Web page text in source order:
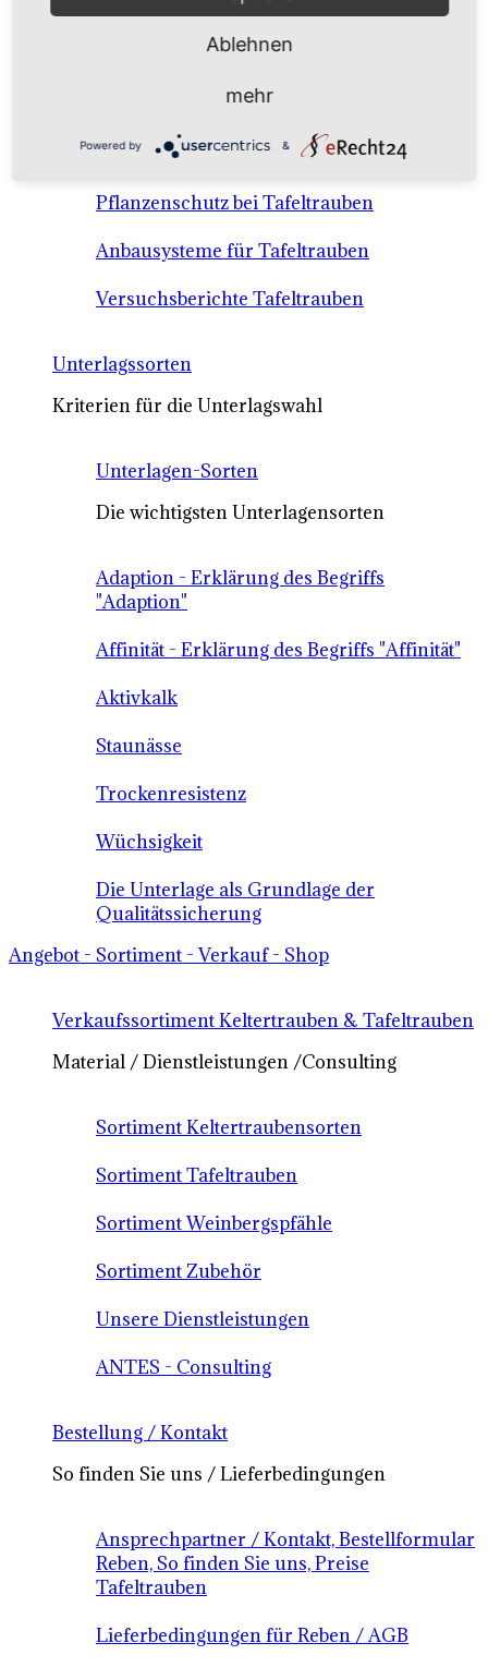
Anbausysteme & Recht
Tafeltrauben A-Z Sortenbeschreibungen
Tafeltraubenanbau - rechtliche
Voraussetzungen
Pflanzenschutz bei Tafeltrauben
Anbausysteme für Tafeltrauben
Versuchsberichte Tafeltrauben
Unterlagssorten
Kriterien für die Unterlagswahl
Unterlagen-Sorten
Die wichtigsten Unterlagensorten
Adaption - Erklärung des Begriffs
"Adaption"
Affinität - Erklärung des Begriffs "Affinität"
Aktivkalk
Staunässe
Trockenresistenz
Wüchsigkeit
Die Unterlage als Grundlage der
Qualitätssicherung
Angebot - Sortiment - Verkauf - Shop
Verkaufssortiment Keltertrauben & Tafeltrauben
Material / Dienstleistungen /Consulting
Sortiment Keltertraubensorten
Sortiment Tafeltrauben
Sortiment Weinbergspfähle
Sortiment Zubehör
Unsere Dienstleistungen
ANTES - Consulting
Bestellung / Kontakt
So finden Sie uns / Lieferbedingungen
Ansprechpartner / Kontakt, Bestellformular
Reben, So finden Sie uns, Preise
Tafeltrauben
Lieferbedingungen für Reben / AGB
Ablehnen
mehr
Powered by &